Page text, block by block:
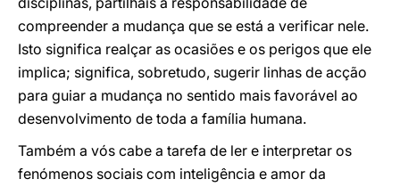
compreender a mudança que se está a verificar nele.
Isto significa realçar as ocasiões e os perigos que ele
implica; significa, sobretudo, sugerir linhas de acção
para guiar a mudança no sentido mais favorável ao
desenvolvimento de toda a família humana.
Também a vós cabe a tarefa de ler e interpretar os
fenómenos sociais com inteligência e amor da